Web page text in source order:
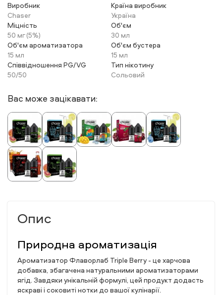
Виробник
Chaser
Країна виробник
Україна
Міцність
50 мг (5%)
Об'єм
30 мл
Об'єм ароматизатора
15 мл
Об'єм бустера
15 мл
Співвідношення PG/VG
50/50
Тип нікотину
Сольовий
Вас може зацікавати:
Опис
Природна ароматизація
Ароматизатор Флаворлаб Triple Berry - це харчова
добавка, збагачена натуральними ароматизаторами
ягід. Завдяки унікальній формулі, цей продукт додасть
яскраві і соковиті нотки до вашої кулінарії.